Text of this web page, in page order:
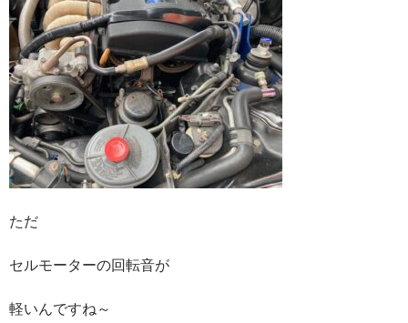
ただ
セルモーターの回転音が
軽いんですね～